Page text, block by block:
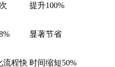
提升100%
显著节省
流程快 时间缩短50%